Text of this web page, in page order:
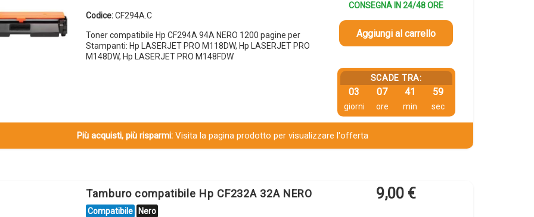
Codice:CF294A.C
Toner compatibile Hp CF294A 94A NERO 1200 pagine per
Stampanti: Hp LASERJET PRO M118DW, Hp LASERJET PRO
M148DW, Hp LASERJET PRO M148FDW
CONSEGNA IN 24/48 ORE
Aggiungi al carrello
SCADE TRA:
03
giorni
07
ore
41
min
58
sec
Più acquisti, più risparmi:Visita la pagina prodotto per visualizzare l'offerta
Tamburo compatibile Hp CF232A 32A NERO
Compatibile Nero
9,00 €